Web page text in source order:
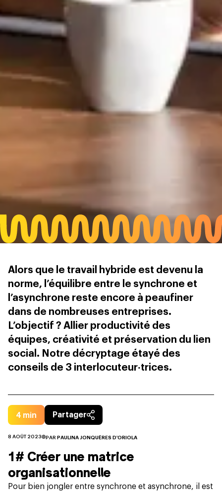
Alors que le travail hybride est devenu la
norme, l’équilibre entre le synchrone et
l’asynchrone reste encore à peaufiner
dans de nombreuses entreprises.
L’objectif ? Allier productivité des
équipes, créativité et préservation du lien
social. Notre décryptage étayé des
conseils de 3 interlocuteur‧trices.
4 min Partager
8 AOÛT 2023 PAR PAULINA JONQUÈRES D'ORIOLA
1# Créer une matrice
organisationnelle
Pour bien jongler entre synchrone et asynchrone, il est